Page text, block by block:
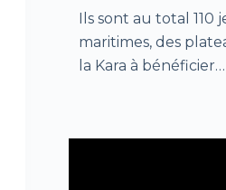
Ils sont au total 110
maritimes, des
la Kara à bénéficier…